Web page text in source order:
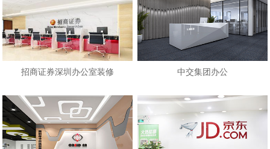
招商证券深圳办公室装修 中交集团办公